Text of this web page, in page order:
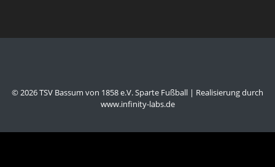
©2026 TSV Bassum von 1858 e.V. Sparte Fußball | Realisierung durch
www.infinity-labs.de